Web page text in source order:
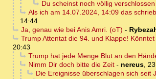
Du scheinst noch völlig verschlossen
Als ich am 14.07.2024, 14:09 das
14:44
Ja, genau wie bei Anis Amri. (oT) -
Trump Attentat die 94. und Klappe!
20:43
Trump hat jede Menge Blut an den
Nimm Dir doch bitte die Zeit- nereus,
Die Ereignisse überschlagen sich